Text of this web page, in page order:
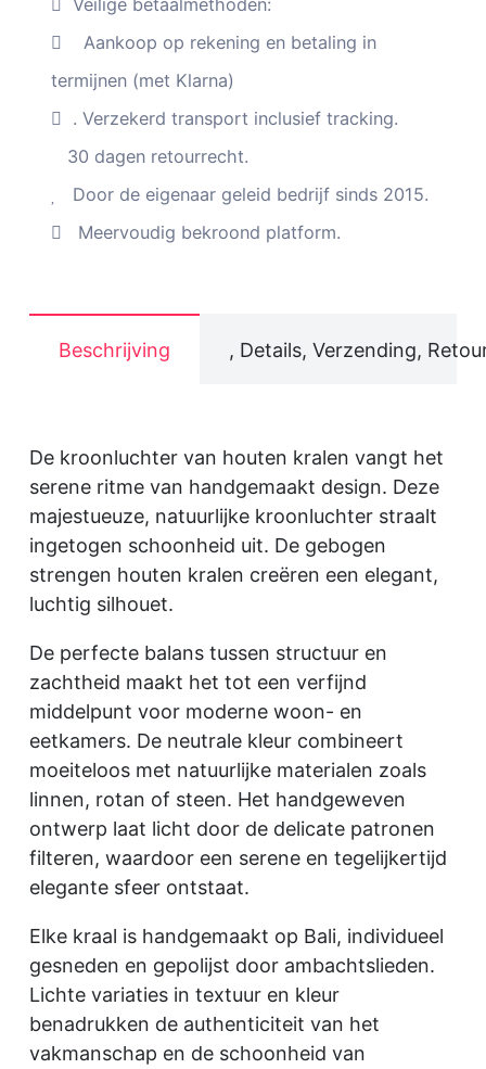
Veilige betaalmethoden:
Aankoop op rekening en betaling in
termijnen (met Klarna)
. Verzekerd transport inclusief tracking.
30 dagen retourrecht.
Door de eigenaar geleid bedrijf sinds 2015.
Meervoudig bekroond platform.
Beschrijving , Details, Verzending,
De kroonluchter van houten kralen vangt het
serene ritme van handgemaakt design. Deze
majestueuze, natuurlijke kroonluchter straalt
ingetogen schoonheid uit. De gebogen
strengen houten kralen creëren een elegant,
luchtig silhouet.
De perfecte balans tussen structuur en
zachtheid maakt het tot een verfijnd
middelpunt voor moderne woon- en
eetkamers. De neutrale kleur combineert
moeiteloos met natuurlijke materialen zoals
linnen, rotan of steen. Het handgeweven
ontwerp laat licht door de delicate patronen
filteren, waardoor een serene en tegelijkertijd
elegante sfeer ontstaat.
Elke kraal is handgemaakt op Bali, individueel
gesneden en gepolijst door ambachtslieden.
Lichte variaties in textuur en kleur
benadrukken de authenticiteit van het
vakmanschap en de schoonheid van